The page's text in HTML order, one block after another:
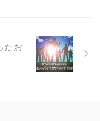
たお